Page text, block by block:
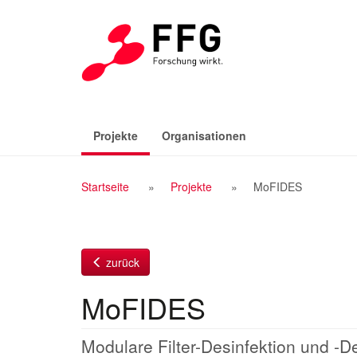
Projekte(aktiv)Organisationen
Breadcrumb
Startseite Projekte MoFIDES
zurück
MoFIDES
Modulare Filter-Desinfektion und -